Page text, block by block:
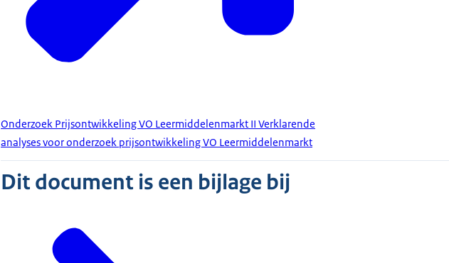
Onderzoek Prijsontwikkeling VO Leermiddelenmarkt II Verklarende
analyses voor onderzoek prijsontwikkeling VO Leermiddelenmarkt
Dit document is een bijlage bij